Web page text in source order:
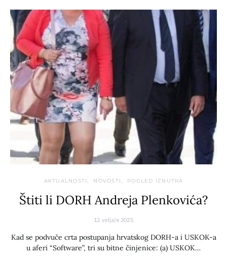
AKTUALNOSTI NOVOSTI POGLED IZNUTRA
Štiti li DORH Andreja Plenkovića?
12. veljače 2023.
Kad se podvuče crta postupanja hrvatskog DORH-a i USKOK-a
u aferi “Software”, tri su bitne činjenice: (a) USKOK…